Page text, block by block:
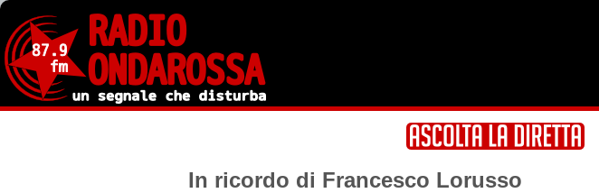
Salta
contenuto
principale
In ricordo di Francesco Lorusso